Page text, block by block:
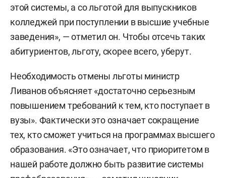
этой системы, а со льготой для выпускников
колледжей при поступлении в высшие учебные
заведения», — отметил он. Чтобы отсечь таких
абитуриентов, льготу, скорее всего, уберут.
Необходимость отмены льготы министр
Ливанов объясняет «достаточно серьезным
повышением требований к тем, кто поступает в
вузы». Фактически это означает сокращение
тех, кто сможет учиться на программах высшего
образования. «Это означает, что приоритетом в
нашей работе должно быть развитие системы